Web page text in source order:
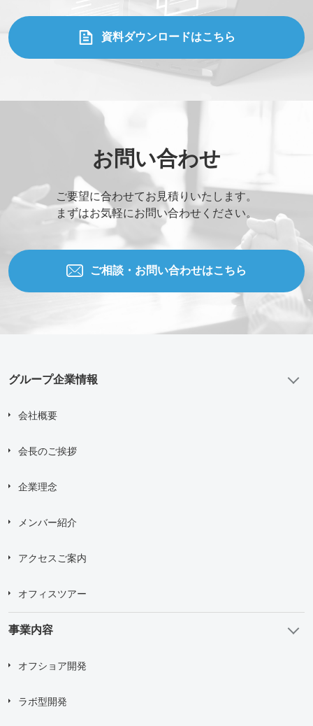
資料ダウンロードはこちら
お問い合わせ
ご要望に合わせてお見積りいたします。
まずはお気軽にお問い合わせください。
ご相談・お問い合わせはこちら
グループ企業情報
会社概要
会長のご挨拶
企業理念
メンバー紹介
アクセスご案内
オフィスツアー
事業内容
オフショア開発
ラボ型開発